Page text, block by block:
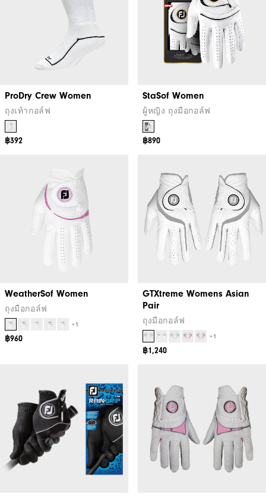
ProDry Crew Women
ถุงเท้ากอล์ฟ
฿392
StaSof Women
ผู้หญิง ถุงมือกอล์ฟ
฿890
WeatherSof Women
ถุงมือกอล์ฟ
+1
฿960
GTXtreme Womens Asian
Pair
ถุงมือกอล์ฟ
+1
฿1,240